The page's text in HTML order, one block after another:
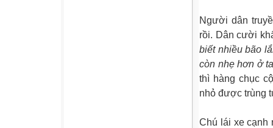
Người dân
rồi. Dân cười
biết nhiều bão
còn nhẹ hơn ở
thì hàng chục
nhỏ được trùng
Chú lái xe cạnh